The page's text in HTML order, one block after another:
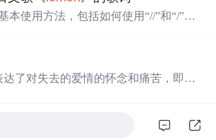
本使用方法，包括如何使用“//”和“/”获
了对失去的爱情的怀念和痛苦，即使
公内心世界的深刻印记。